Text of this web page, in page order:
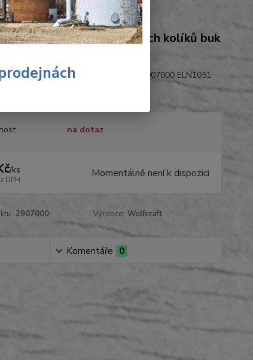
Ohodnotit produkt
Wolfcraft 150 dřevěných kolíků buk
drevených kolíkov buk D8x40mm 2907000 ELN1051
na dotaz
/ks
DPH Momentálně není k dispozici
2907000 Výrobce: Wolfcraft
Komentáře 0